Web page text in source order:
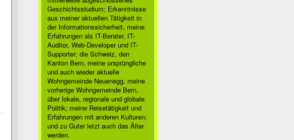
Geschichtsstudium; Erkenntnisse
aus meiner aktuellen Tätigkeit in
der Informationssicherheit, meine
Erfahrungen als IT-Berater, IT-
Auditor, Web-Developer und IT-
Supporter; die Schweiz, den
Kanton Bern, meine ursprüngliche
und auch wieder aktuelle
Wohngemeinde Neuenegg, meine
vorherige Wohngemeinde Bern,
über lokale, regionale und globale
Politik; meine Reisetätigkeit und
Erfahrungen mit anderen Kulturen;
und zu Guter letzt auch das Älter
werden.